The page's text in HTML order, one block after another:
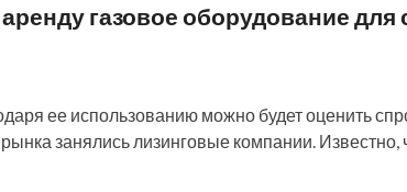
газовое оборудование для
ее использованию можно будет оценить
занялись лизинговые компании. Известно,